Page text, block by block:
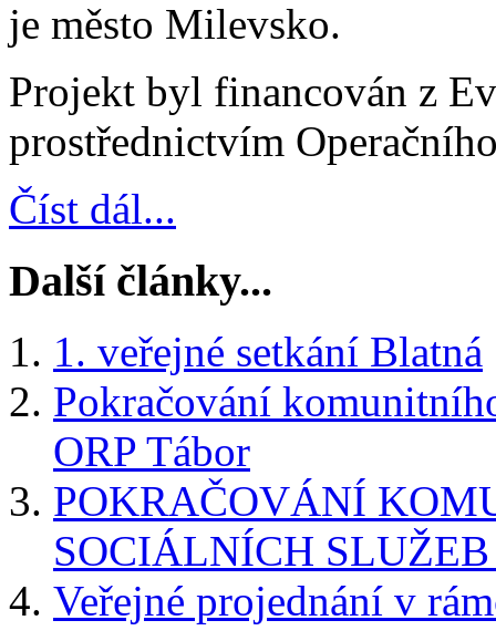
je město Milevsko.
Projekt byl financován z
prostřednictvím
Číst dál...
Další články...
1. veřejné setkání Blatná
Pokračování
ORP Tábor
POKRAČOVÁNÍ
SOCIÁLNÍCH
Veřejné projednání v